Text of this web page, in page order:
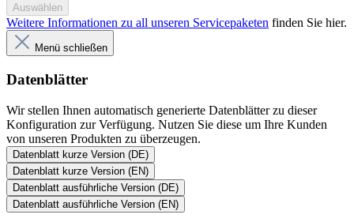
Auswählen
Weitere Informationen zu all unseren Servicepaketen finden Sie hier.
Menü schließen
Datenblätter
Wir stellen Ihnen automatisch generierte Datenblätter zu dieser
Konfiguration zur Verfügung. Nutzen Sie diese um Ihre Kunden
von unseren Produkten zu überzeugen.
Datenblatt kurze Version (DE)
Datenblatt kurze Version (EN)
Datenblatt ausführliche Version (DE)
Datenblatt ausführliche Version (EN)